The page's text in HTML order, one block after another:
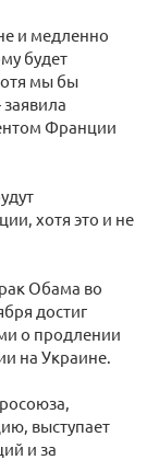
и медленно
будет
мы бы
Франции
хотя это и не
Обама во
достиг
о продлении
на Украине.
выступает
и за